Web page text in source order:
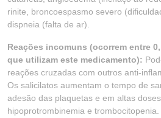
rinite, broncoespasmo severo
dispneia (falta de ar).
Reações incomuns (ocorrem entre
que utilizam este medicamento):
reações cruzadas com outros anti-
Os salicilatos aumentam o tempo de
adesão das plaquetas e em altas
hipoprotrombinemia e